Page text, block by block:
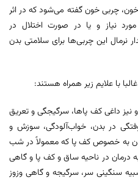
خون، چربی خون گفته می‌شود که در اثر
نیاز و یا در صورت اختلال در
نرمال این چربی‌ها برای سلامتی بدن
با علایم زیر همراه هستند:
داغی کف پاها، سرگیجگی و تعریق
در بدن، خواب‌آلودگی، سوزش و
به خصوص کف پا که معمولاً در شب
درمان در ناحیه ساق و کف پا و گاهی
سنگینی سر، سرگیجه و گاهی وزوز